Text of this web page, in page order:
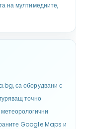
на мултимедиите,
са оборудвани с
точно
Google Maps и